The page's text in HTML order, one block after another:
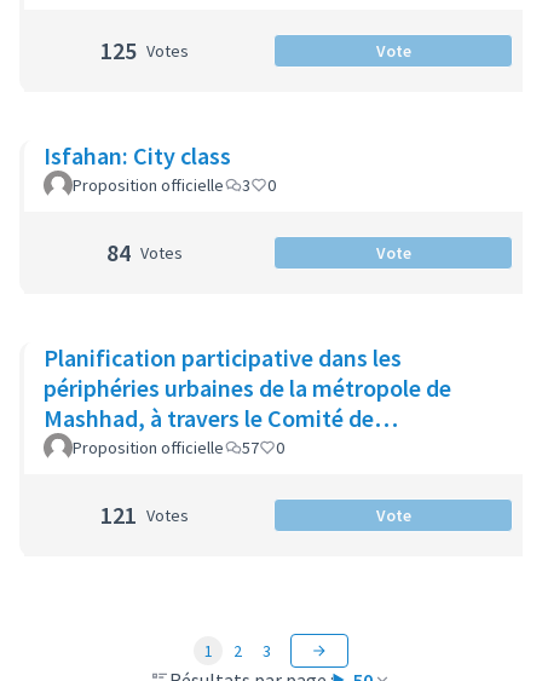
125 Votes Vote
Isfahan: City class
Proposition officielle 3 0
84 Votes Vote
Planification participative dans les
périphéries urbaines de la métropole de
Mashhad, à travers le Comité de
coordination des limites de la ville
Proposition officielle 57 0
121 Votes Vote
1 2 3